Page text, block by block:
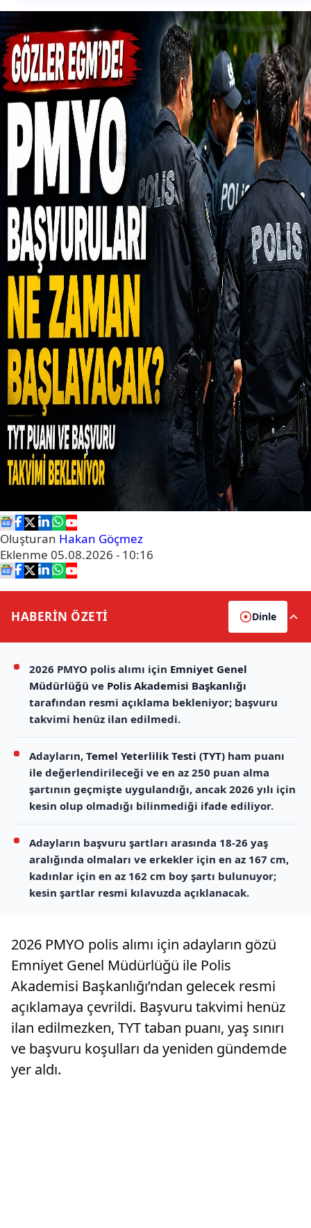
Oluşturan Hakan Göçmez
Eklenme 05.08.2026 - 10:16
HABERİN ÖZETİ Dinle
2026 PMYO polis alımı için Emniyet Genel
Müdürlüğü ve Polis Akademisi Başkanlığı
tarafından resmi açıklama bekleniyor; başvuru
takvimi henüz ilan edilmedi.
Adayların, Temel Yeterlilik Testi (TYT) ham puanı
ile değerlendirileceği ve en az 250 puan alma
şartının geçmişte uygulandığı, ancak 2026 yılı için
kesin olup olmadığı bilinmediği ifade ediliyor.
Adayların başvuru şartları arasında 18-26 yaş
aralığında olmaları ve erkekler için en az 167 cm,
kadınlar için en az 162 cm boy şartı bulunuyor;
kesin şartlar resmi kılavuzda açıklanacak.
2026 PMYO polis alımı için adayların gözü
Emniyet Genel Müdürlüğü ile Polis
Akademisi Başkanlığı’ndan gelecek resmi
açıklamaya çevrildi. Başvuru takvimi henüz
ilan edilmezken, TYT taban puanı, yaş sınırı
ve başvuru koşulları da yeniden gündemde
yer aldı.